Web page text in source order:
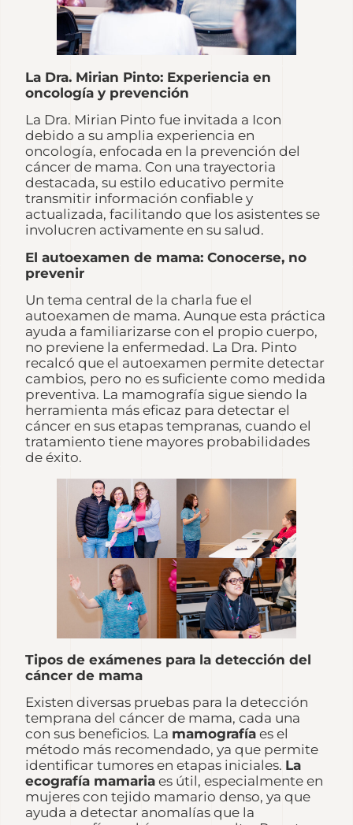
La Dra. Mirian Pinto: Experiencia en
oncología y prevención
La Dra. Mirian Pinto fue invitada a Icon
debido a su amplia experiencia en
oncología, enfocada en la prevención del
cáncer de mama. Con una trayectoria
destacada, su estilo educativo permite
transmitir información confiable y
actualizada, facilitando que los asistentes se
involucren activamente en su salud.
El autoexamen de mama: Conocerse, no
prevenir
Un tema central de la charla fue el
autoexamen de mama. Aunque esta práctica
ayuda a familiarizarse con el propio cuerpo,
no previene la enfermedad. La Dra. Pinto
recalcó que el autoexamen permite detectar
cambios, pero no es suficiente como medida
preventiva. La mamografía sigue siendo la
herramienta más eficaz para detectar el
cáncer en sus etapas tempranas, cuando el
tratamiento tiene mayores probabilidades
de éxito.
Tipos de exámenes para la detección del
cáncer de mama
Existen diversas pruebas para la detección
temprana del cáncer de mama, cada una
con sus beneficios. La mamografíaes el
método más recomendado, ya que permite
identificar tumores en etapas iniciales. La
ecografía mamariaes útil, especialmente en
mujeres con tejido mamario denso, ya que
ayuda a detectar anomalías que la